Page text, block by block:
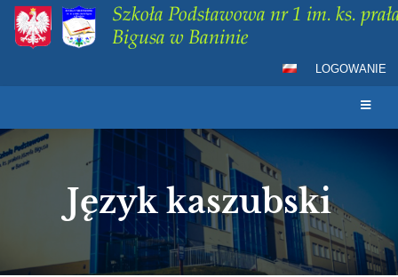
Szkoła Podstawowa nr 1 im. ks.
Bigusa w Baninie
LOGOWANIE
Język kaszubski